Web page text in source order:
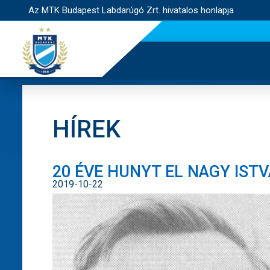
Az MTK Budapest Labdarúgó Zrt. hivatalos honlapja
HÍREK
20 ÉVE HUNYT EL NAGY
2019-10-22